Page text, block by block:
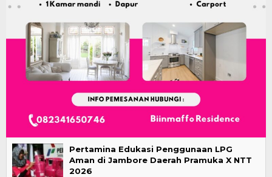
Pertamina Edukasi Penggunaan LPG
Aman di Jambore Daerah Pramuka X NTT
2026